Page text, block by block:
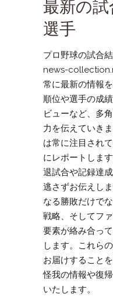
最新の
選手
プロ野球の試合
news-
常に最新の情報
順位や選手の成
ビューなど、多
力を伝えていき
は常に注目され
にレポートしま
退試合や記録達
逃さずお伝えし
なる勝敗だけで
戦略、そしてフ
要素が絡み合っ
します。これら
お届けすること
怪我の情報や復
いたします。